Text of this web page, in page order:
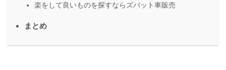
楽をして良いものを探すならズバット車販売
まとめ